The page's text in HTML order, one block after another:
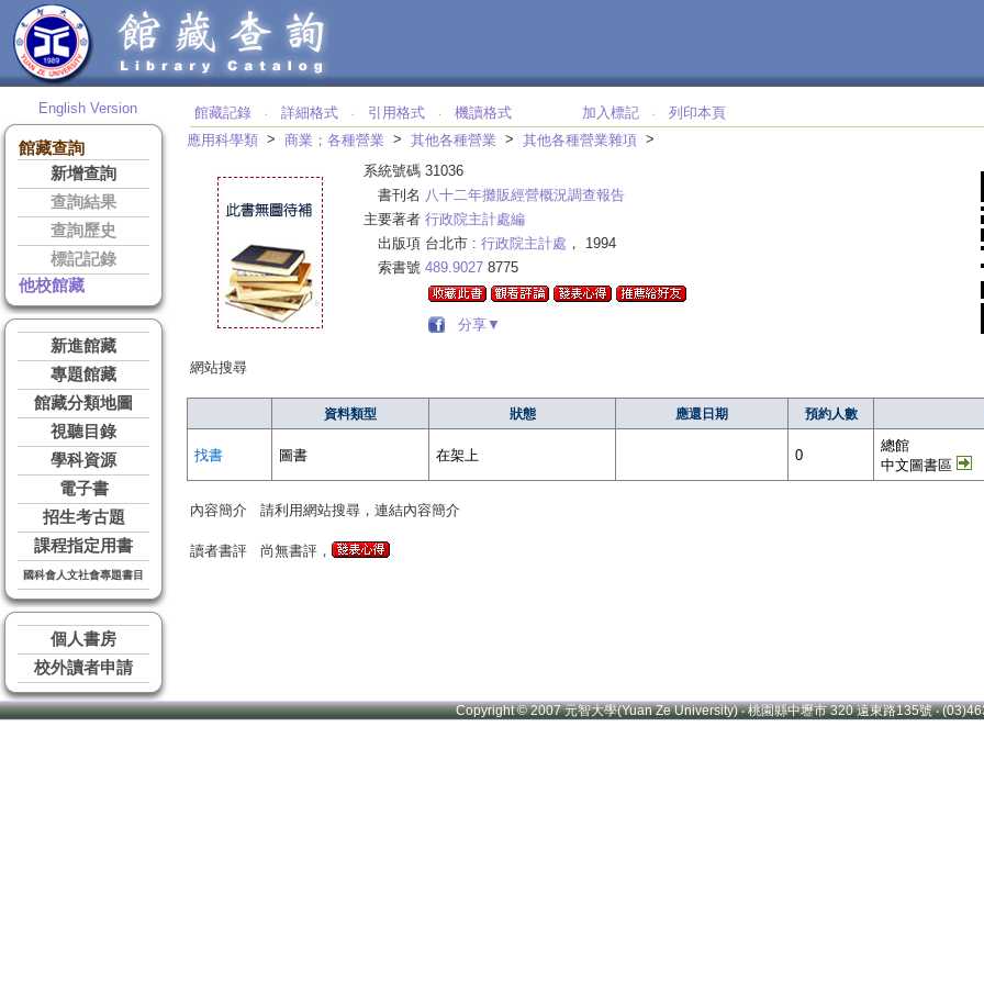
English Version
館藏查詢
新增查詢
查詢結果
查詢歷史
標記記錄
他校館藏
新進館藏
專題館藏
館藏分類地圖
視聽目錄
學科資源
電子書
招生考古題
課程指定用書
國科會人文社會專題書目
個人書房
校外讀者申請
館藏記錄 ‧ 詳細格式 ‧ 引用格式 ‧ 機讀格式 加入標記 ‧
列印本頁
應用科學類 > 商業；各種營業 > 其他各種營業 > 其他各種營業雜項 >
系統號碼 31036
書刊名 八十二年攤販經營概況調查報告
主要著者 行政院主計處編
出版項 台北市 : 行政院主計處 ， 1994
索書號 489.9027 8775
分享▼
網站搜尋
資料類型 狀態 應還日期 預約人數
找書 圖書 在架上 0
總館
中文圖書區
內容簡介 請利用網站搜尋，連結內容簡介
讀者書評 尚無書評，
Copyright © 2007 元智大學(Yuan Ze University) ‧ 桃園縣中壢市 320 遠東路135號 ‧